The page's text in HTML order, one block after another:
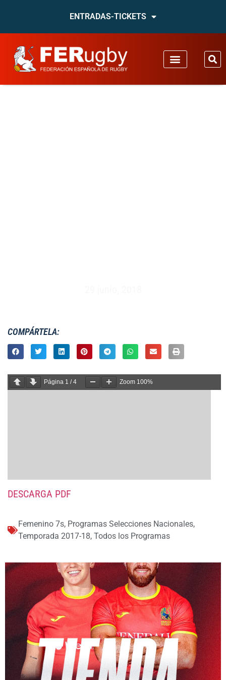
ENTRADAS-TICKETS
COMPÁRTELA:
Página 1 /4 Zoom 100%
DESCARGA PDF
Femenino 7s, Programas Selecciones Nacionales,
Temporada 2017-18, Todos los Programas